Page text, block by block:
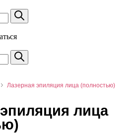
Лазерная эпиляция лица (полностью)
лица